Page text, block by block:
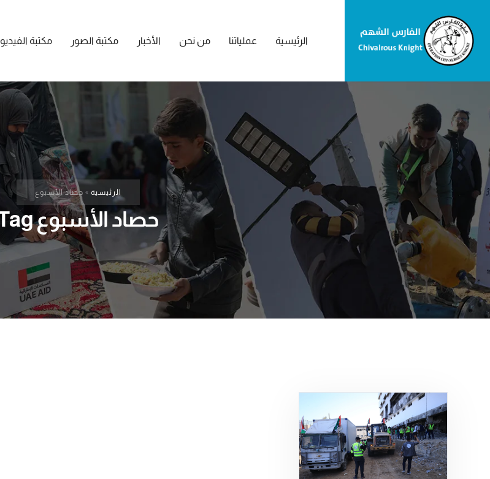
الرئيسية عملياتنا من نحن الأخبار مكتبة الصور مكتبة الفيديو
الرئيسية » حصاد الأسبوع
حصاد الأسبوع Tag